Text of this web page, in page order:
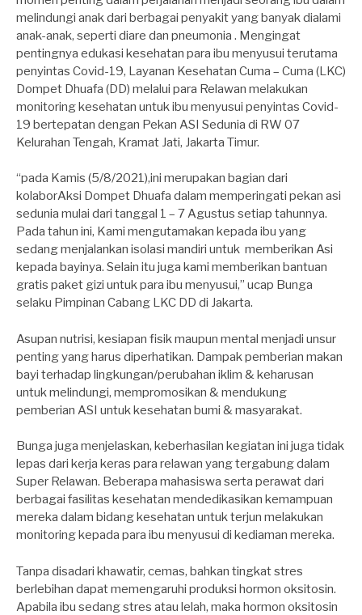
melindungi anak dari berbagai penyakit yang banyak dialami
anak-anak, seperti diare dan pneumonia . Mengingat
pentingnya edukasi kesehatan para ibu menyusui terutama
penyintas Covid-19, Layanan Kesehatan Cuma – Cuma (LKC)
Dompet Dhuafa (DD) melalui para Relawan melakukan
monitoring kesehatan untuk ibu menyusui penyintas Covid-
19 bertepatan dengan Pekan ASI Sedunia di RW 07
Kelurahan Tengah, Kramat Jati, Jakarta Timur.
“pada Kamis (5/8/2021),ini merupakan bagian dari
kolaborAksi Dompet Dhuafa dalam memperingati pekan asi
sedunia mulai dari tanggal 1 – 7 Agustus setiap tahunnya.
Pada tahun ini, Kami mengutamakan kepada ibu yang
sedang menjalankan isolasi mandiri untuk memberikan Asi
kepada bayinya. Selain itu juga kami memberikan bantuan
gratis paket gizi untuk para ibu menyusui,” ucap Bunga
selaku Pimpinan Cabang LKC DD di Jakarta.
Asupan nutrisi, kesiapan fisik maupun mental menjadi unsur
penting yang harus diperhatikan. Dampak pemberian makan
bayi terhadap lingkungan/perubahan iklim & keharusan
untuk melindungi, mempromosikan & mendukung
pemberian ASI untuk kesehatan bumi & masyarakat.
Bunga juga menjelaskan, keberhasilan kegiatan ini juga tidak
lepas dari kerja keras para relawan yang tergabung dalam
Super Relawan. Beberapa mahasiswa serta perawat dari
berbagai fasilitas kesehatan mendedikasikan kemampuan
mereka dalam bidang kesehatan untuk terjun melakukan
monitoring kepada para ibu menyusui di kediaman mereka.
Tanpa disadari khawatir, cemas, bahkan tingkat stres
berlebihan dapat memengaruhi produksi hormon oksitosin.
Apabila ibu sedang stres atau lelah, maka hormon oksitosin